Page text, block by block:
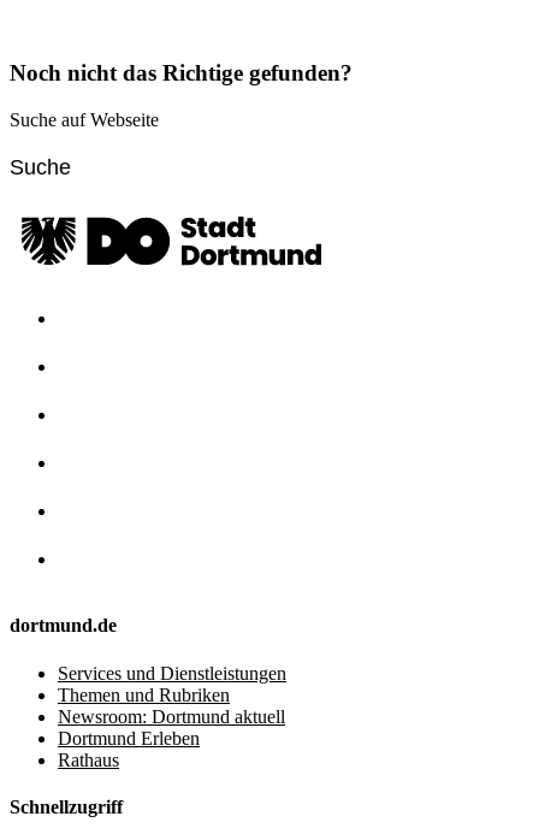
Noch nicht das Richtige gefunden?
Suche auf Webseite
dortmund.de
Services und Dienstleistungen
Themen und Rubriken
Newsroom: Dortmund aktuell
Dortmund Erleben
Rathaus
Schnellzugriff